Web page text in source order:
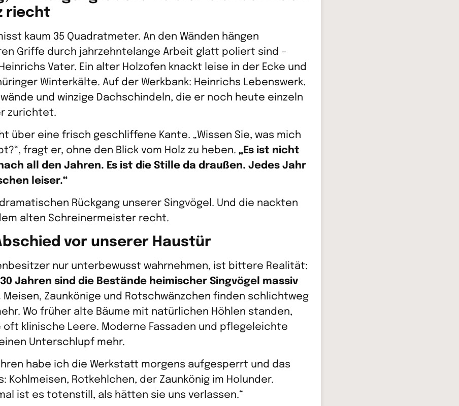
riecht
kaum 35 Quadratmeter. An den Wänden hängen
Griffe durch jahrzehntelange Arbeit glatt poliert sind –
Vater. Ein alter Holzofen knackt leise in der Ecke und
Winterkälte. Auf der Werkbank: Heinrichs Lebenswerk.
und winzige Dachschindeln, die er noch heute einzeln
zurichtet.
über eine frisch geschliffene Kante. „Wissen Sie, was mich
fragt er, ohne den Blick vom Holz zu heben. „Es ist nicht
all den Jahren. Es ist die Stille da draußen. Jedes Jahr
leiser.“
Rückgang unserer Singvögel. Und die nackten
alten Schreinermeister recht.
vor unserer Haustür
nur unterbewusst wahrnehmen, ist bittere Realität:
Jahren sind die Bestände heimischer Singvögel massiv
Meisen, Zaunkönige und Rotschwänzchen finden schlichtweg
Wo früher alte Bäume mit natürlichen Höhlen standen,
klinische Leere. Moderne Fassaden und pflegeleichte
Unterschlupf mehr.
habe ich die Werkstatt morgens aufgesperrt und das
Kohlmeisen, Rotkehlchen, der Zaunkönig im Holunder.
ist es totenstill, als hätten sie uns verlassen.“